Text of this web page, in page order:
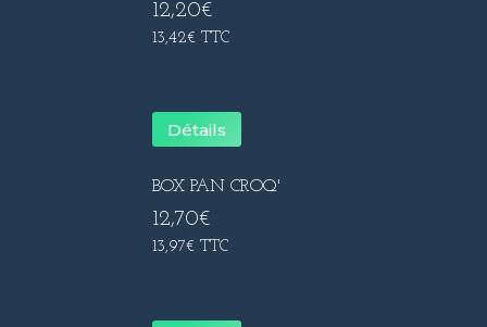
12,20€
13,42€ TTC
Détails
BOX PAN CROQ'
12,70€
13,97€ TTC